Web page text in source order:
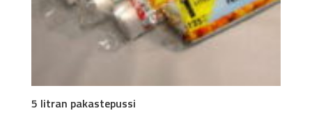
5 litran pakastepussi